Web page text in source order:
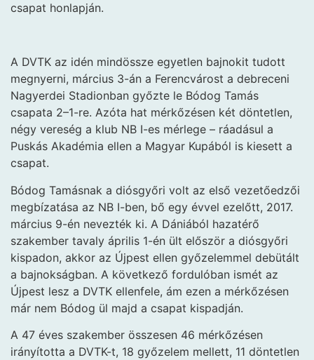
csapat honlapján.
A DVTK az idén mindössze egyetlen bajnokit tudott
megnyerni, március 3-án a Ferencvárost a debreceni
Nagyerdei Stadionban győzte le Bódog Tamás
csapata 2–1-re. Azóta hat mérkőzésen két döntetlen,
négy vereség a klub NB I-es mérlege – ráadásul a
Puskás Akadémia ellen a Magyar Kupából is kiesett a
csapat.
Bódog Tamásnak a diósgyőri volt az első vezetőedzői
megbízatása az NB I-ben, bő egy évvel ezelőtt, 2017.
március 9-én nevezték ki. A Dániából hazatérő
szakember tavaly április 1-én ült először a diósgyőri
kispadon, akkor az Újpest ellen győzelemmel debütált
a bajnokságban. A következő fordulóban ismét az
Újpest lesz a DVTK ellenfele, ám ezen a mérkőzésen
már nem Bódog ül majd a csapat kispadján.
A 47 éves szakember összesen 46 mérkőzésen
irányította a DVTK-t, 18 győzelem mellett, 11 döntetlen